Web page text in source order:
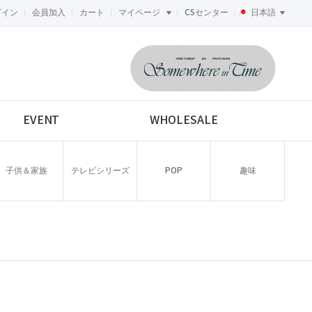
イン 会員加入 カート マイページ CSセンター 日本語
<-->
EVENT WHOLESALE
子供＆家族 テレビシリーズ POP 趣味